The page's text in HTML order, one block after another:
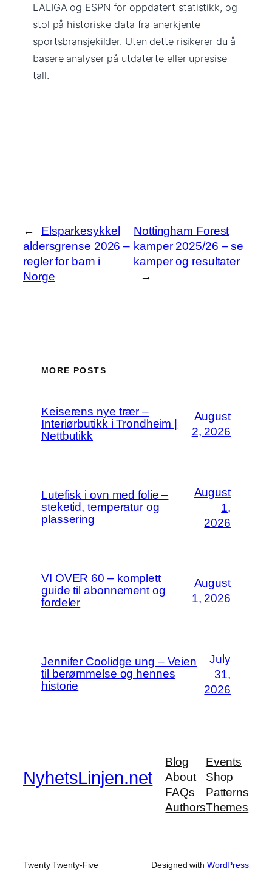
LALIGA og ESPN for oppdatert statistikk, og
stol på historiske data fra anerkjente
sportsbransjekilder. Uten dette risikerer du å
basere analyser på utdaterte eller upresise
tall.
←
Elsparkesykkel
aldersgrense 2026 –
regler for barn i
Norge
Nottingham Forest
kamper 2025/26 – se
kamper og resultater
→
MORE POSTS
Keiserens nye trær –
Interiørbutikk i Trondheim |
Nettbutikk
August
2, 2026
Lutefisk i ovn med folie –
steketid, temperatur og
plassering
August
1,
2026
VI OVER 60 – komplett
guide til abonnement og
fordeler
August
1, 2026
Jennifer Coolidge ung – Veien
til berømmelse og hennes
historie
July
31,
2026
NyhetsLinjen.net
Blog
About
FAQs
Authors
Events
Shop
Patterns
Themes
Twenty Twenty-Five Designed with WordPress